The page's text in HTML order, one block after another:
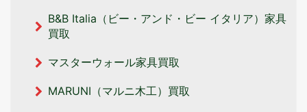
B&B Italia（ビー・アンド・ビー イタリア‎）家具
買取
マスターウォール家具買取
MARUNI（マルニ木工）買取